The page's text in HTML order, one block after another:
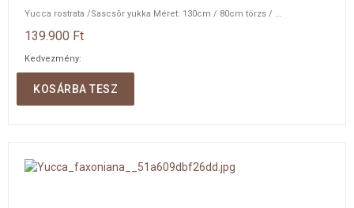
Yucca rostrata /Sascsõr yukka Méret: 130cm / 80cm törzs / ...
139.900 Ft
Kedvezmény:
Mennyiség:
KOSÁRBA TESZ